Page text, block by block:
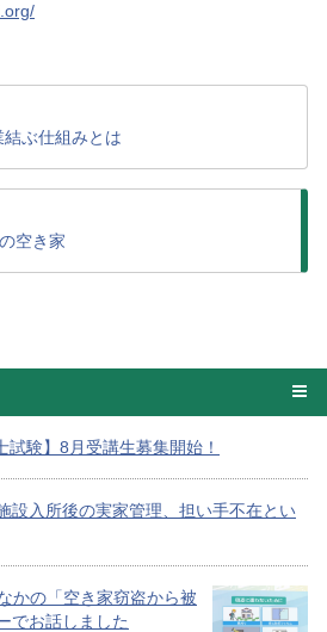
ぶ仕組みとは
空き家
試験】8月受講生募集開始！
設入所後の実家管理、担い手不在とい
かの「空き家窃盗から被
でお話しました